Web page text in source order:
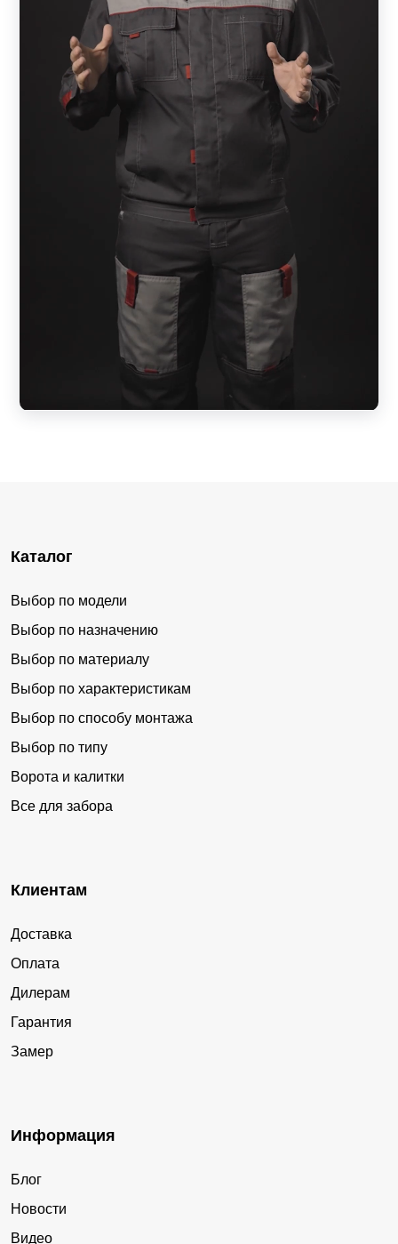
Каталог
Выбор по модели
Выбор по назначению
Выбор по материалу
Выбор по характеристикам
Выбор по способу монтажа
Выбор по типу
Ворота и калитки
Все для забора
Клиентам
Доставка
Оплата
Дилерам
Гарантия
Замер
Информация
Блог
Новости
Видео